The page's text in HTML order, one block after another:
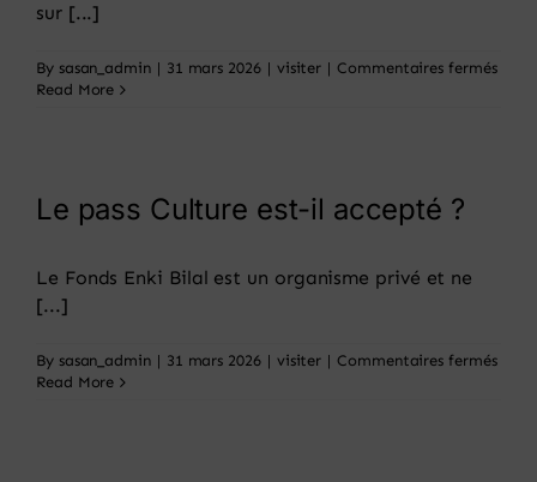
sur [...]
By sasan_admin | 31 mars 2026 | visiter | Commentaires ferméssur
Read More
Le pass Culture est-il accepté ?
Le Fonds Enki Bilal est un organisme privé et ne
[...]
By sasan_admin | 31 mars 2026 | visiter | Commentaires ferméssur
Read More